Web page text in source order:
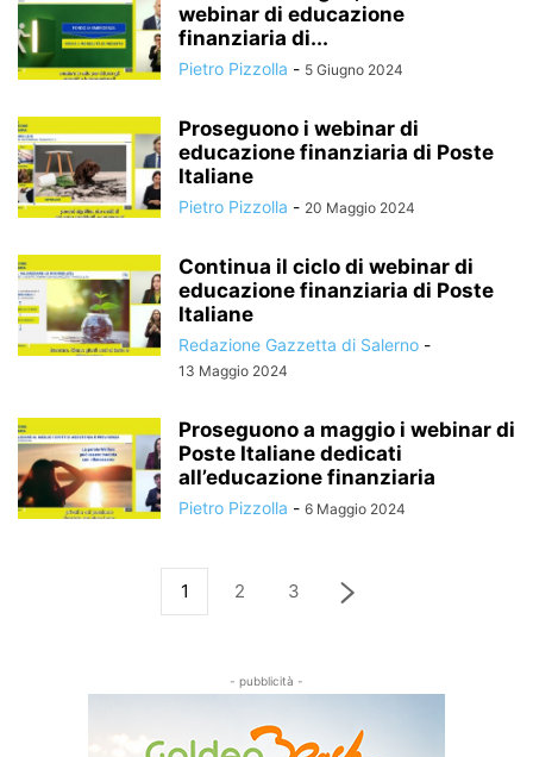
webinar di educazione
finanziaria di...
Pietro Pizzolla - 5 Giugno 2024
Proseguono i webinar di
educazione finanziaria di Poste
Italiane
Pietro Pizzolla - 20 Maggio 2024
Continua il ciclo di webinar di
educazione finanziaria di Poste
Italiane
Redazione Gazzetta di Salerno -
13 Maggio 2024
Proseguono a maggio i webinar di
Poste Italiane dedicati
all’educazione finanziaria
Pietro Pizzolla - 6 Maggio 2024
1 2 3
- pubblicità -